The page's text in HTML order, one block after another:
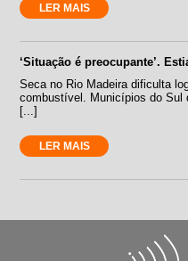
LER MAIS
‘Situação é preocupante’.
Seca no Rio Madeira dificulta
combustível. Municípios do Sul
[...]
LER MAIS